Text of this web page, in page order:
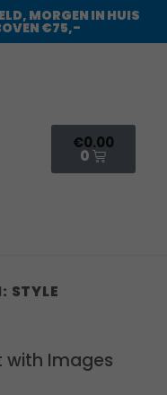
MORGEN IN HUIS
€75,-
€0.00
0
STYLE
Images